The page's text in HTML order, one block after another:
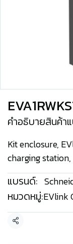
คำอธิบายสินค้า
Kit enclosure,
charging
แบรนด์:
หมวดหมู่:EVlink
แชร์